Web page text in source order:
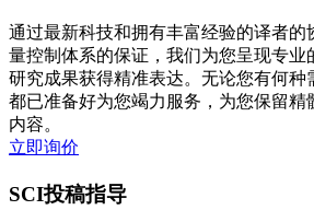
通过最新科技和拥有丰富经验的译者的
量控制体系的保证，我们为您呈现专业
研究成果获得精准表达。无论您有何种
都已准备好为您竭力服务，为您保留精
内容。
立即询价
SCI投稿指导